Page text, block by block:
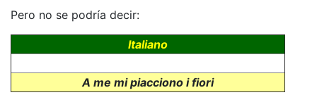
Pero no se podría decir:
Italiano
A me mi piacciono i fiori